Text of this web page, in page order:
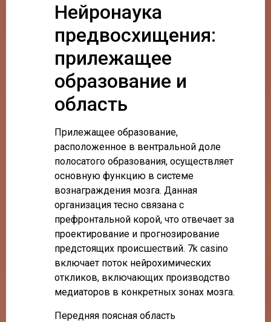
Нейронаука
предвосхищения:
прилежащее
образование и
область
Прилежащее образование,
расположенное в вентральной доле
полосатого образования, осуществляет
основную функцию в системе
вознаграждения мозга. Данная
организация тесно связана с
префронтальной корой, что отвечает за
проектирование и прогнозирование
предстоящих происшествий. 7k casino
включает поток нейрохимических
откликов, включающих производство
медиаторов в конкретных зонах мозга.
Передняя поясная область